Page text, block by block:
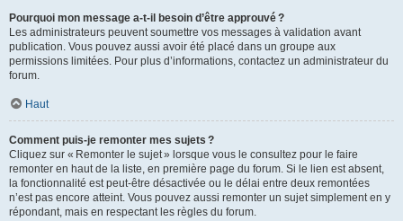
Pourquoi mon message a-t-il besoin d’être approuvé ?
Les administrateurs peuvent soumettre vos messages à validation avant
publication. Vous pouvez aussi avoir été placé dans un groupe aux
permissions limitées. Pour plus d’informations, contactez un administrateur du
forum.
Haut
Comment puis-je remonter mes sujets ?
Cliquez sur « Remonter le sujet » lorsque vous le consultez pour le faire
remonter en haut de la liste, en première page du forum. Si le lien est absent,
la fonctionnalité est peut-être désactivée ou le délai entre deux remontées
n’est pas encore atteint. Vous pouvez aussi remonter un sujet simplement en y
répondant, mais en respectant les règles du forum.